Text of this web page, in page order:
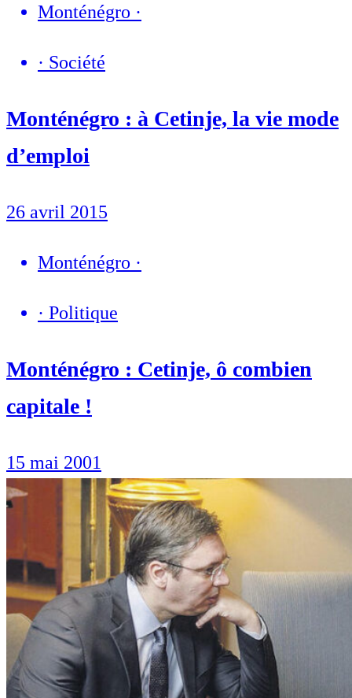
Monténégro ·
· Société
Monténégro : à Cetinje, la vie mode
d’emploi
26 avril 2015
Monténégro ·
· Politique
Monténégro : Cetinje, ô combien
capitale !
15 mai 2001